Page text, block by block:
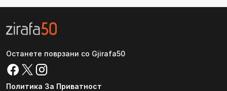
Останете поврзани со Gjirafa50
Политика За Приватност